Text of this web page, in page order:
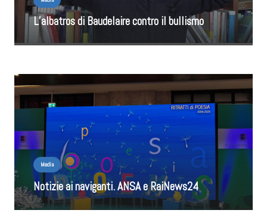
L’albatros di Baudelaire contro il bullismo
Media
Notizie ai naviganti. ANSA e RaiNews24